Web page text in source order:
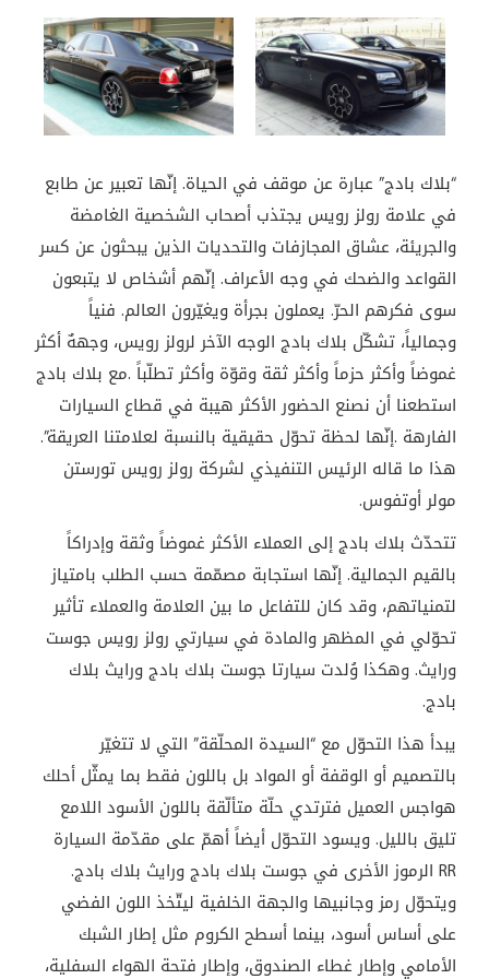
“بلاك بادج” عبارة عن موقف في الحیاة. إنّھا تعبیر عن طابع
في علامة رولز رویس یجتذب أصحاب الشخصیة الغامضة
والجریئة، عشاق المجازفات والتحدیات الذین یبحثون عن كسر
القواعد والضحك في وجه الأعراف. إنّھم أشخاص لا یتبعون
سوى فكرھم الحرّ. یعملون بجرأة ویغیّرون العالم. فنیاً
وجمالیاً، تشكّل بلاك بادج الوجه الآخر لرولز رویس، وجھهٌ أكثر
غموضاً وأكثر حزماً وأكثر ثقة وقوّة وأكثر تطلّباً .مع بلاك بادج
استطعنا أن نصنع الحضور الأكثر ھیبة في قطاع السیارات
الفارھة .إنّھا لحظة تحوّل حقیقیة بالنسبة لعلامتنا العریقة.”
هذا ما قاله الرئیس التنفیذي لشركة رولز رويس تورستن
مولر أوتفوس.
تتحدّث بلاك بادج إلى العملاء الأكثر غموضاً وثقة وإدراكاً
بالقیم الجمالیة. إنّھا استجابة مصمّمة حسب الطلب بامتیاز
لتمنیاتھم، وقد كان للتفاعل ما بین العلامة والعملاء تأثیر
تحوّلي في المظھر والمادة في سیارتي رولز رویس جوست
ورایث. وھكذا وُلدت سیارتا جوست بلاك بادج ورایث بلاك
بادج.
یبدأ ھذا التحوّل مع “السیدة المحلّقة” التي لا تتغیّر
بالتصمیم أو الوقفة أو المواد بل باللون فقط بما یمثّل أحلك
ھواجس العمیل فترتدي حلّة متألّقة باللون الأسود اللامع
تلیق باللیل. ویسود التحوّل أیضاً أھمّ على مقدّمة السیارة
RR الرموز الأخرى في جوست بلاك بادج ورایث بلاك بادج.
ویتحوّل رمز وجانبیھا والجھة الخلفیة لیتّخذ اللون الفضي
على أساس أسود، بینما أسطح الكروم مثل إطار الشبك
الأمامي وإطار غطاء الصندوق، وإطار فتحة الھواء السفلیة،